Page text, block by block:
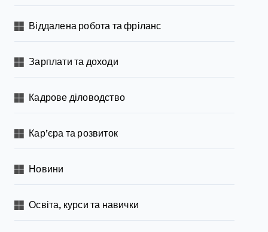
Віддалена робота та фріланс
Зарплати та доходи
Кадрове діловодство
Кар’єра та розвиток
Новини
Освіта, курси та навички